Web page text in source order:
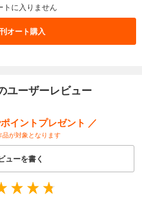
に入りません
オート購入
ユーザーレビュー
イントプレゼント ／
が対象となります
ューを書く